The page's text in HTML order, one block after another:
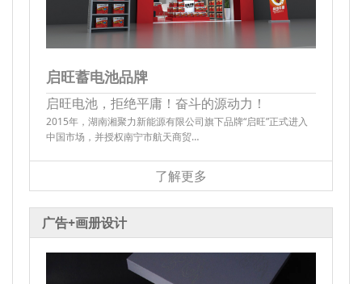
启旺蓄电池品牌
启旺电池，拒绝平庸！奋斗的源动力！
2015年，湖南湘聚力新能源有限公司旗下品牌“启旺”正式进入
中国市场，并授权南宁市航天商贸…
了解更多
广告+画册设计